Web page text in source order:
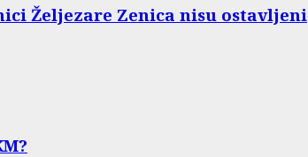
Željezare Zenica nisu ostavljeni